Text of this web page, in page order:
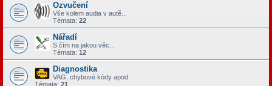
Ozvučení
Vše kolem audia v autě...
Témata: 22
Nářadí
S čím na jakou věc...
Témata: 12
Diagnostika
VAG, chybové kódy apod.
Témata: 21